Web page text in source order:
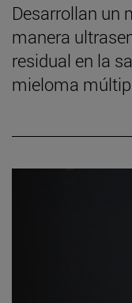
Desarrollan un
manera
residual en la
mieloma